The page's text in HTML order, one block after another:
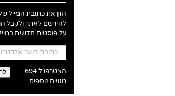
הזן את כתובת המייל
להירשם לאתר ולקבל
על פוסטים חדשים
כתובת
דואר
אלקטרוני הצטרפו ל 694
מנויים נוספים